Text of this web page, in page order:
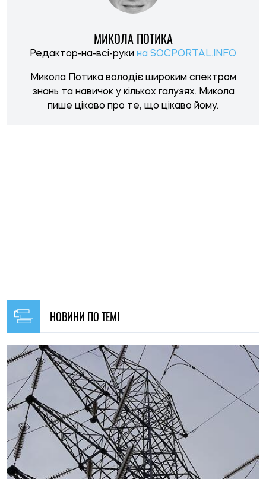
МИКОЛА ПОТИКА
Редактор-на-всі-руки на SOCPORTAL.INFO
Микола Потика володіє широким спектром
знань та навичок у кількох галузях. Микола
пише цікаво про те, що цікаво йому.
НОВИНИ ПО ТЕМІ